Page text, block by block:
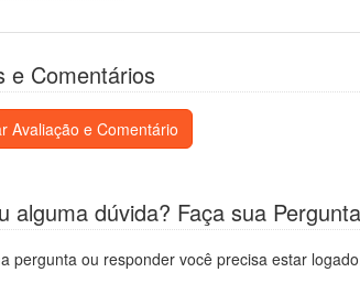
e Comentários
Avaliação e Comentário
alguma dúvida? Faça sua Pergunta
pergunta ou responder você precisa estar